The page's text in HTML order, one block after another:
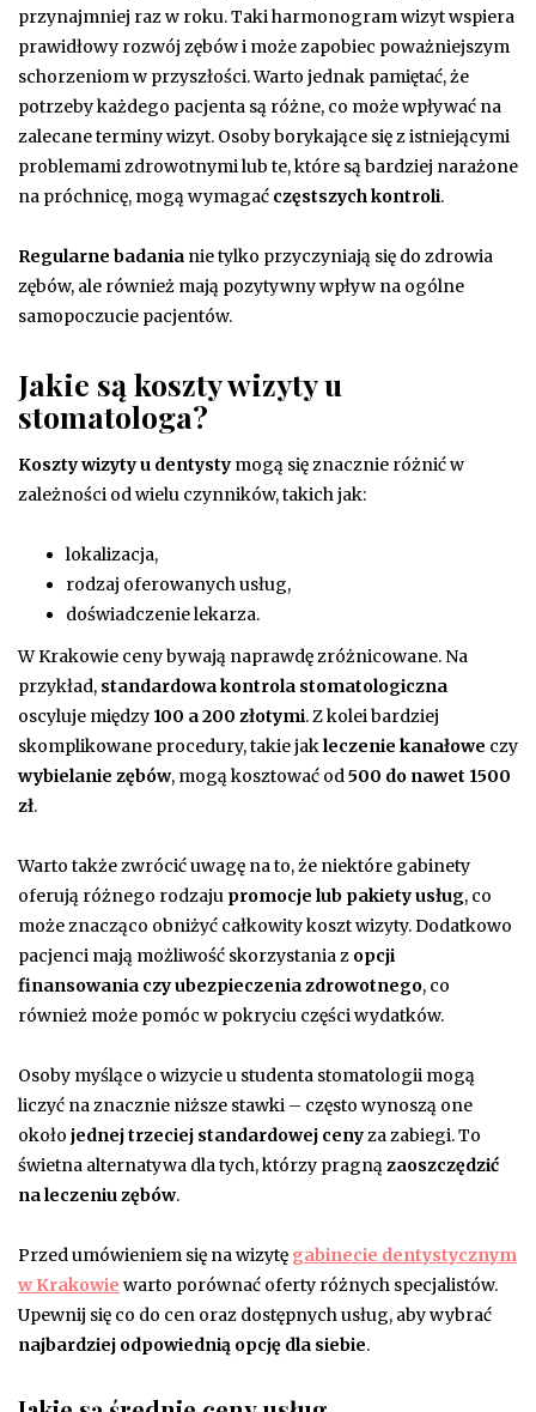
przynajmniej raz w roku. Taki harmonogram wizyt wspiera
prawidłowy rozwój zębów i może zapobiec poważniejszym
schorzeniom w przyszłości. Warto jednak pamiętać, że
potrzeby każdego pacjenta są różne, co może wpływać na
zalecane terminy wizyt. Osoby borykające się z istniejącymi
problemami zdrowotnymi lub te, które są bardziej narażone
na próchnicę, mogą wymagać częstszych kontroli.
Regularne badania nie tylko przyczyniają się do zdrowia
zębów, ale również mają pozytywny wpływ na ogólne
samopoczucie pacjentów.
Jakie są koszty wizyty u
stomatologa?
Koszty wizyty u dentysty mogą się znacznie różnić w
zależności od wielu czynników, takich jak:
lokalizacja,
rodzaj oferowanych usług,
doświadczenie lekarza.
W Krakowie ceny bywają naprawdę zróżnicowane. Na
przykład, standardowa kontrola stomatologiczna
oscyluje między 100 a 200 złotymi. Z kolei bardziej
skomplikowane procedury, takie jakleczenie kanałowe czy
wybielanie zębów, mogą kosztować od500 do nawet 1500
zł.
Warto także zwrócić uwagę na to, że niektóre gabinety
oferują różnego rodzaju promocje lub pakiety usług, co
może znacząco obniżyć całkowity koszt wizyty. Dodatkowo
pacjenci mają możliwość skorzystania z opcji
finansowania czy ubezpieczenia zdrowotnego, co
również może pomóc w pokryciu części wydatków.
Osoby myślące o wizycie u studenta stomatologii mogą
liczyć na znacznie niższe stawki – często wynoszą one
około jednej trzeciej standardowej cenyza zabiegi. To
świetna alternatywa dla tych, którzy pragnązaoszczędzić
na leczeniu zębów.
Przed umówieniem się na wizytę gabinecie dentystycznym
w Krakowie warto porównać oferty różnych specjalistów.
Upewnij się co do cen oraz dostępnych usług, aby wybrać
najbardziej odpowiednią opcję dla siebie.